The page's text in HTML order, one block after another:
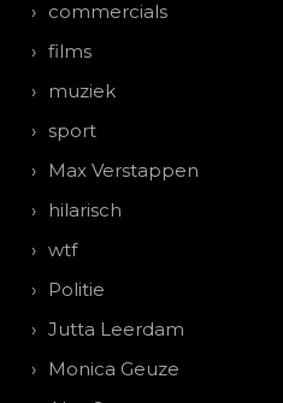
commercials
films
muziek
sport
Max Verstappen
hilarisch
wtf
Politie
Jutta Leerdam
Monica Geuze